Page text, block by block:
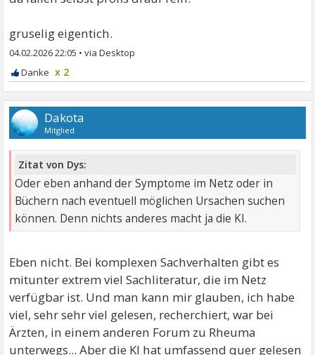
gruselig eigentich.
04.02.2026 22:05 •
x 2
Dakota
Mitglied
Zitat von Dys:
Oder eben anhand der Symptome im Netz oder in
Büchern nach eventuell möglichen Ursachen suchen
können. Denn nichts anderes macht ja die KI.
Eben nicht. Bei komplexen Sachverhalten gibt es
mitunter extrem viel Sachliteratur, die im Netz
verfügbar ist. Und man kann mir glauben, ich habe
viel, sehr sehr viel gelesen, recherchiert, war bei
Ärzten, in einem anderen Forum zu Rheuma
unterwegs... Aber die KI hat umfassend quer gelesen